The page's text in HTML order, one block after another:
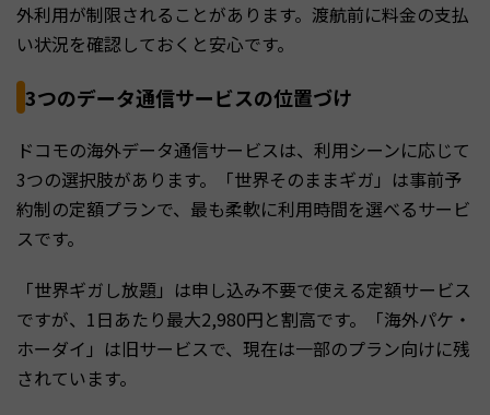
外利用が制限されることがあります。渡航前に料金の支払
い状況を確認しておくと安心です。
3つのデータ通信サービスの位置づけ
ドコモの海外データ通信サービスは、利用シーンに応じて
3つの選択肢があります。「世界そのままギガ」は事前予
約制の定額プランで、最も柔軟に利用時間を選べるサービ
スです。
「世界ギガし放題」は申し込み不要で使える定額サービス
ですが、1日あたり最大2,980円と割高です。「海外パケ・
ホーダイ」は旧サービスで、現在は一部のプラン向けに残
されています。